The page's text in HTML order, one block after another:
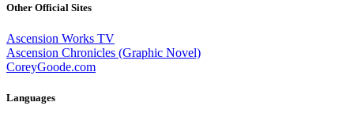
Other Official Sites
Ascension Works TV
Ascension Chronicles (Graphic Novel)
CoreyGoode.com
Languages